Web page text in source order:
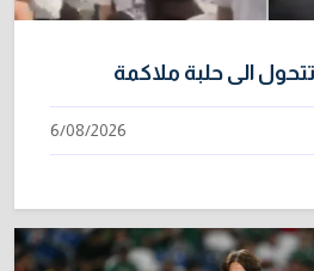
الى حلبة ملاكمة
6/08/2026